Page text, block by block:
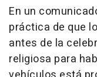
En un
práctica de que
antes de la
religiosa para